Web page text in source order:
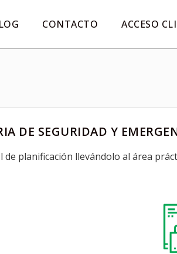
CONTACTO ACCESO
DE SEGURIDAD Y
planificación llevándolo al área